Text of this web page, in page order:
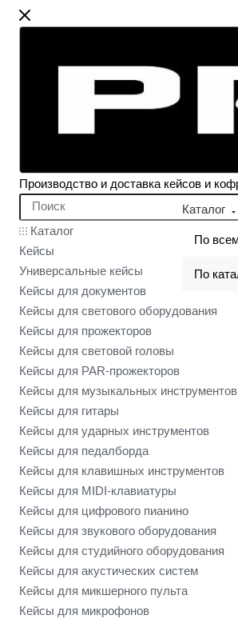
Производство и доставка кейсов и
Каталог
По
По
Каталог
Кейсы
Универсальные кейсы
Кейсы для документов
Кейсы для светового оборудования
Кейсы для прожекторов
Кейсы для световой головы
Кейсы для PAR-прожекторов
Кейсы для музыкальных инструментов
Кейсы для гитары
Кейсы для ударных инструментов
Кейсы для педалборда
Кейсы для клавишных инструментов
Кейсы для MIDI-клавиатуры
Кейсы для цифрового пианино
Кейсы для звукового оборудования
Кейсы для студийного оборудования
Кейсы для акустических систем
Кейсы для микшерного пульта
Кейсы для микрофонов